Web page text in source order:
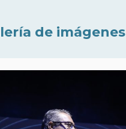
de imágenes